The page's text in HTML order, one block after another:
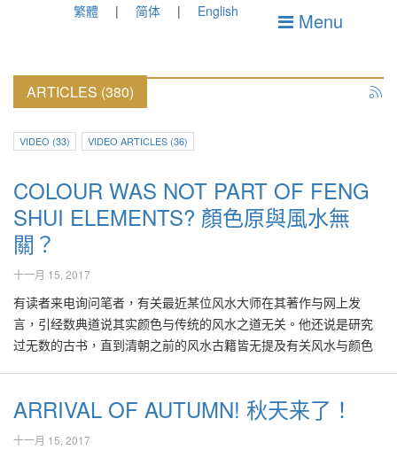
繁體 简体 English Menu
ARTICLES (380)
VIDEO (33) VIDEO ARTICLES (36)
COLOUR WAS NOT PART OF FENG
SHUI ELEMENTS? 顏色原與風水無
關？
十一月 15, 2017
有读者来电询问笔者，有关最近某位风水大师在其著作与网上发
言，引经数典道说其实颜色与传统的风水之道无关。他还说是研究
过无数的古书，直到清朝之前的风水古籍皆无提及有关风水与颜色
许是该风水大师的中文造诣不深，在没有彻底了解之下，随意以自
ARRIVAL OF AUTUMN! 秋天来了！
十一月 15, 2017